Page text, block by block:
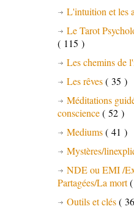
L'intuition et les
Le Tarot
( 115 )
Les chemins de
Les rêves( 35 )
Méditations
conscience( 52 )
Mediums( 41 )
Mystères/
NDE ou EMI /
Partagées/La mort
Outils et clés(